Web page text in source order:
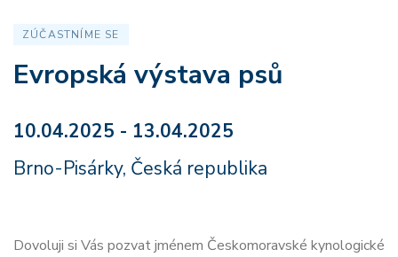
ZÚČASTNÍME SE
Evropská výstava psů
10.04.2025 - 13.04.2025
Brno-Pisárky, Česká republika
Dovoluji si Vás pozvat jménem Českomoravské kynologické